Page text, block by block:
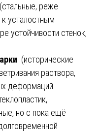
(стальные, реже
усталостным
устойчивости стенок,
(исторические
раствора,
деформаций.
но с пока ещё